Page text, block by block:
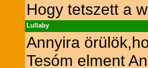
Hogy tetszett a
Lullaby
Annyira
Tesóm elment